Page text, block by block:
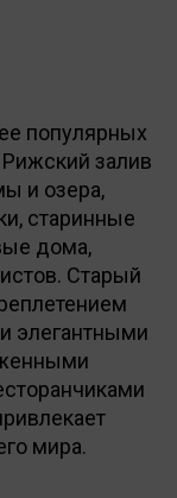
популярных
залив
и озера,
старинные
дома,
Старый
элегантными
мира.